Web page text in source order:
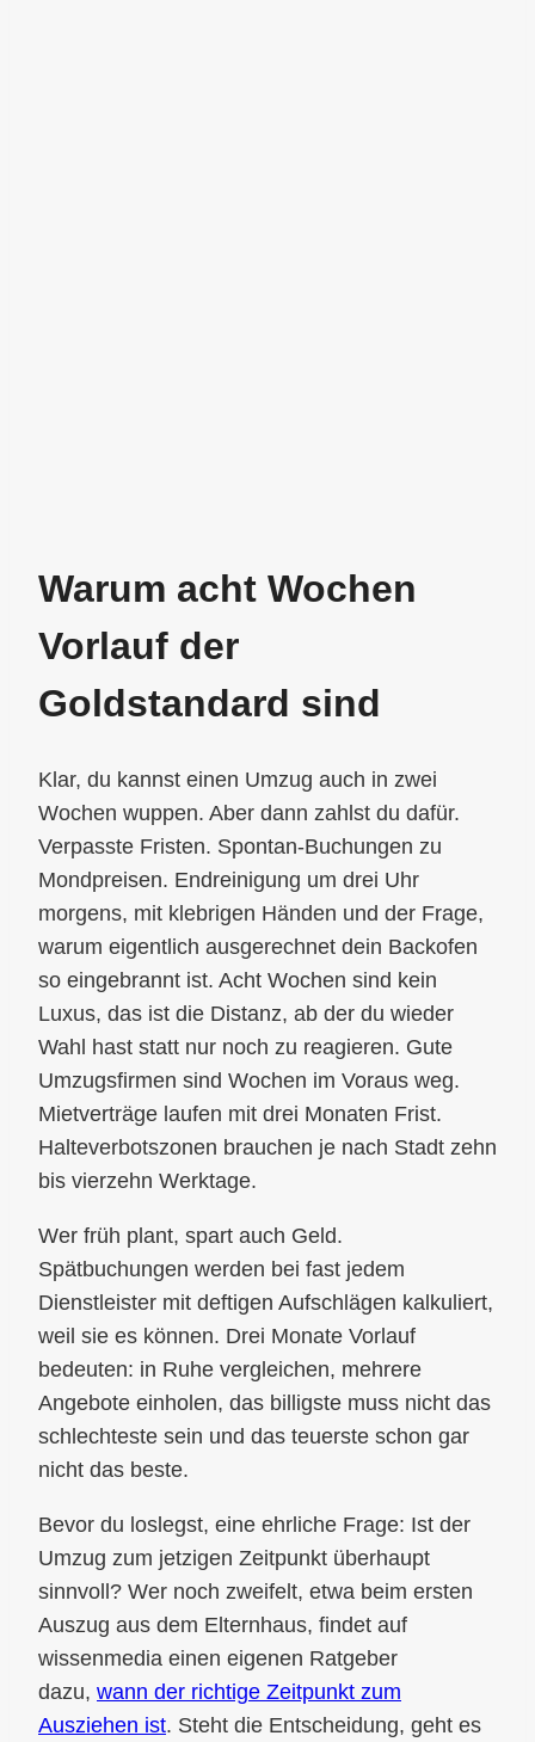
Warum acht Wochen
Vorlauf der
Goldstandard sind
Klar, du kannst einen Umzug auch in zwei
Wochen wuppen. Aber dann zahlst du dafür.
Verpasste Fristen. Spontan-Buchungen zu
Mondpreisen. Endreinigung um drei Uhr
morgens, mit klebrigen Händen und der Frage,
warum eigentlich ausgerechnet dein Backofen
so eingebrannt ist. Acht Wochen sind kein
Luxus, das ist die Distanz, ab der du wieder
Wahl hast statt nur noch zu reagieren. Gute
Umzugsfirmen sind Wochen im Voraus weg.
Mietverträge laufen mit drei Monaten Frist.
Halteverbotszonen brauchen je nach Stadt zehn
bis vierzehn Werktage.
Wer früh plant, spart auch Geld.
Spätbuchungen werden bei fast jedem
Dienstleister mit deftigen Aufschlägen kalkuliert,
weil sie es können. Drei Monate Vorlauf
bedeuten: in Ruhe vergleichen, mehrere
Angebote einholen, das billigste muss nicht das
schlechteste sein und das teuerste schon gar
nicht das beste.
Bevor du loslegst, eine ehrliche Frage: Ist der
Umzug zum jetzigen Zeitpunkt überhaupt
sinnvoll? Wer noch zweifelt, etwa beim ersten
Auszug aus dem Elternhaus, findet auf
wissenmedia einen eigenen Ratgeber
dazu, wann der richtige Zeitpunkt zum
Ausziehen ist. Steht die Entscheidung, geht es